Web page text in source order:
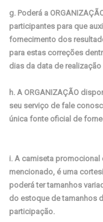
g. Poderá a
participantes para que
fornecimento dos
para estas correções
dias da data de
h. A ORGANIZAÇÃO
seu serviço de fale
única fonte oficial de
i. A camiseta
mencionado, é uma
poderá ter tamanhos
do estoque de tamanhos
participação.